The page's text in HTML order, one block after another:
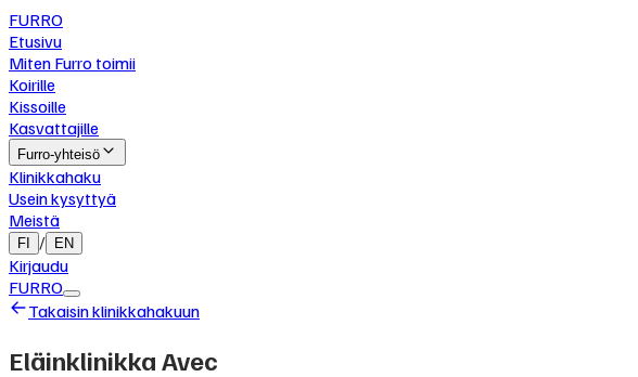
FURRO
Etusivu
Miten Furro toimii
Koirille
Kissoille
Kasvattajille
Furro-yhteisö
Klinikkahaku
Usein kysyttyä
Meistä
FI / EN
Kirjaudu
FURRO
Takaisin klinikkahakuun
Eläinklinikka Avec